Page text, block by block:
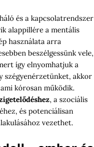
és a kapcsolatrendszer
alappillére a mentális
használata arra
beszélgessünk vele,
így elnyomhatjuk a
szégyenérzetünket, akkor
kórosan működik.
, a szociális
és potenciálisan
vezethet.